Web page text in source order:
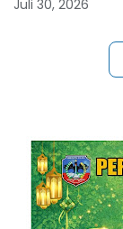
Juli 30, 2026